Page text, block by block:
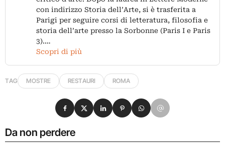
con indirizzo Storia dell’Arte, si è trasferita a
Parigi per seguire corsi di letteratura, filosofia e
storia dell’arte presso la Sorbonne (Paris I e Paris
3).…
Scopri di più
TAG MOSTRE RESTAURI ROMA
Da non perdere
Condividi su Facebook
Condividi su X
Condividi su LinkedIn
Condividi su Pinterest
Condividi su WhatsApp
Condividi su Email